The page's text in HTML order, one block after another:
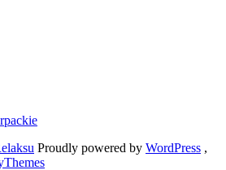
Proudly powered by WordPress ,